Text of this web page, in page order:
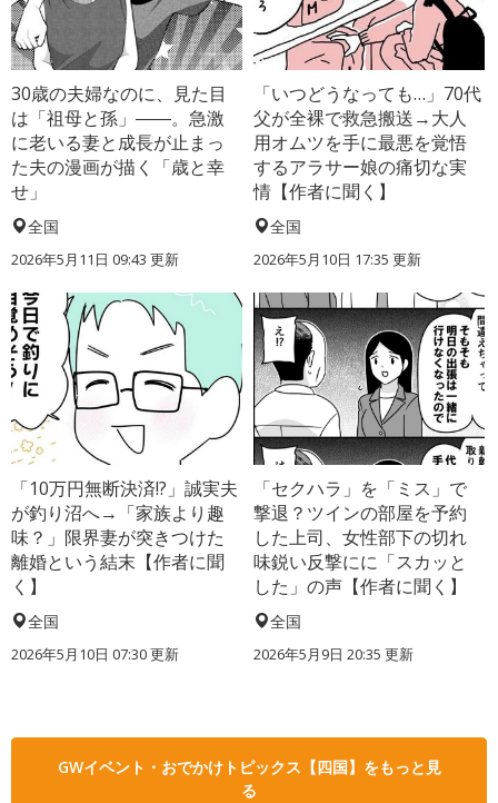
30歳の夫婦なのに、見た目
は「祖母と孫」――。急激
に老いる妻と成長が止まっ
た夫の漫画が描く「歳と幸
せ」
全国
2026年5月11日 09:43 更新
「いつどうなっても…」70代
父が全裸で救急搬送→大人
用オムツを手に最悪を覚悟
するアラサー娘の痛切な実
情【作者に聞く】
全国
2026年5月10日 17:35 更新
「10万円無断決済!?」誠実夫
が釣り沼へ→「家族より趣
味？」限界妻が突きつけた
離婚という結末【作者に聞
く】
全国
2026年5月10日 07:30 更新
「セクハラ」を「ミス」で
撃退？ツインの部屋を予約
した上司、女性部下の切れ
味鋭い反撃にに「スカッと
した」の声【作者に聞く】
全国
2026年5月9日 20:35 更新
GWイベント・おでかけトピックス【四国】をもっと見
る